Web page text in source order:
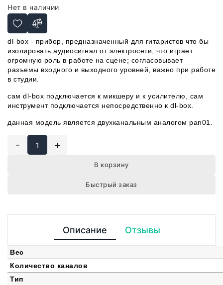
Нет в наличии
dl-box - прибор, предназначенный для гитаристов что бы
изолировать аудиосигнал от электросети, что играет
огромную роль в работе на сцене; согласовывает
разъемы входного и выходного уровней, важно при работе
в студии.
сам dl-box подключается к микшеру и к усилителю, сам
инструмент подключается непосредственно к dl-box.
данная модель является двухканальным аналогом pan01.
- +
В корзину
Быстрый заказ
Описание Отзывы
Вес
Количество каналов
Тип